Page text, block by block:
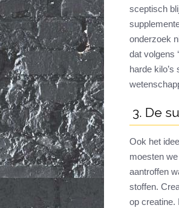
sceptisch
onderzoek
dat volgens
harde
3. De
Ook het
moesten
aantroffen
stoffen.
op creatine.